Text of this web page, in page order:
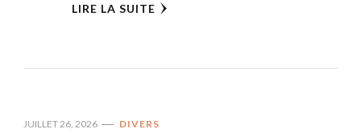
LIRE LA SUITE
JUILLET 26, 2026 DIVERS